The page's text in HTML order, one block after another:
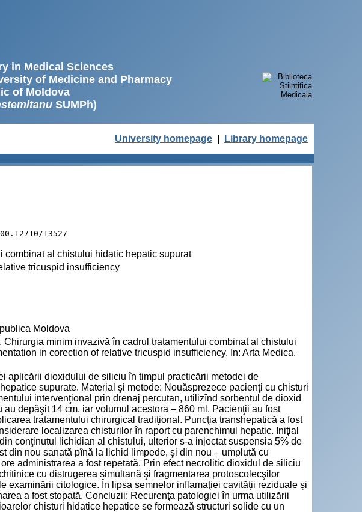
in Medical Sciences
of Medicine and Pharmacy
of Moldova
SUMPh)
University homepage Library homepage
13527
al chistului hidatic hepatic supurat
tricuspid insufficiency
Moldova
minim invazivă în cadrul tratamentului combinat al chistului
in corection of relative tricuspid insufficiency. In: Arta Medica.
aplicării dioxidului de siliciu în timpul practicării metodei de
supurate. Material şi metode: Nouăsprezece pacienţi cu chisturi
intervenţional prin drenaj percutan, utilizînd sorbentul de dioxid
depăşit 14 cm, iar volumul acestora – 860 ml. Pacienţii au fost
tratamentului chirurgical tradiţional. Puncţia transhepatică a fost
localizarea chisturilor în raport cu parenchimul hepatic. Iniţial
conţinutul lichidian al chistului, ulterior s-a injectat suspensia 5% de
din nou sanată pînă la lichid limpede, şi din nou – umplută cu
administrarea a fost repetată. Prin efect necrolitic dioxidul de siliciu
cu distrugerea simultană şi fragmentarea protoscolecşilor
examinării citologice. În lipsa semnelor inflamaţiei cavităţii reziduale şi
a fost stopată. Concluzii: Recurenţa patologiei în urma utilizării
chisturi hidatice hepatice se formează structuri solide cu un